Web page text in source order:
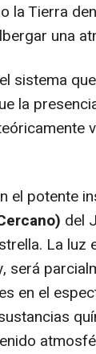
la Tierra
una
sistema
la
el potente
del
La luz
será
en el